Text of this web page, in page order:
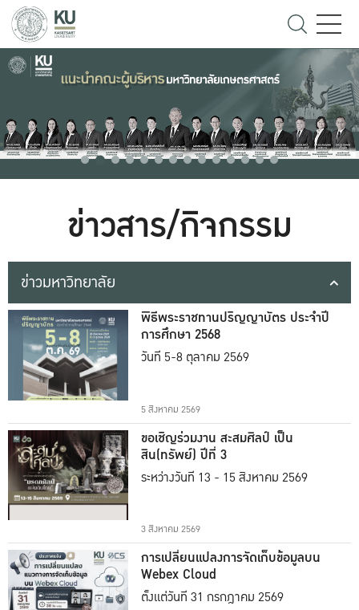
ข่าวสาร/กิจกรรม
ข่าวมหาวิทยาลัย
พิธีพระราชทานปริญญาบัตร ประจำปี
การศึกษา 2568
วันที่ 5-8 ตุลาคม 2569
5 สิงหาคม 2569
ขอเชิญร่วมงาน สะสมศิลป์ เป็น
สิน(ทรัพย์) ปีที่ 3
ระหว่างวันที่ 13 - 15 สิงหาคม 2569
3 สิงหาคม 2569
การเปลี่ยนแปลงการจัดเก็บข้อมูลบน
Webex Cloud
ตั้งแต่วันที่ 31 กรกฎาคม 2569